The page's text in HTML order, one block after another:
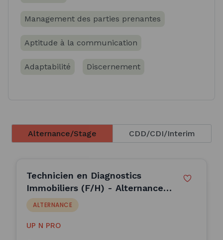
Management des parties prenantes
Aptitude à la communication
Adaptabilité Discernement
Alternance/Stage CDD/CDI/Interim
Technicien en Diagnostics
Immobiliers (F/H) - Alternance
(H/F)
ALTERNANCE
UP N PRO